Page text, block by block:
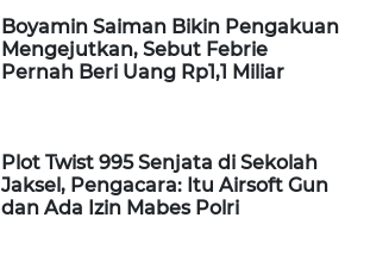
Boyamin Saiman Bikin Pengakuan
Mengejutkan, Sebut Febrie
Pernah Beri Uang Rp1,1 Miliar
Plot Twist 995 Senjata di Sekolah
Jaksel, Pengacara: Itu Airsoft Gun
dan Ada Izin Mabes Polri